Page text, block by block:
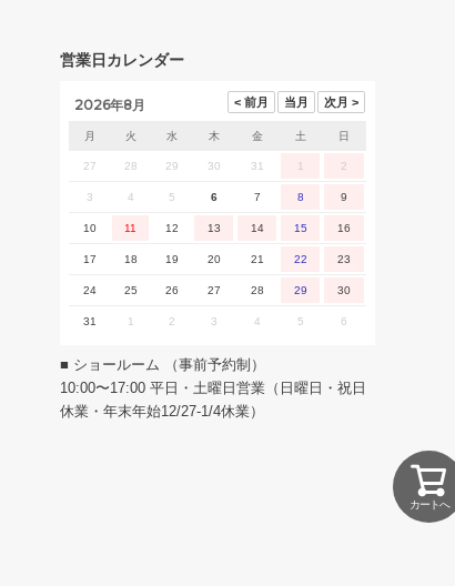
カートへ
営業日カレンダー
2026年8月
月 火 水 木 金 土 日
27 28 29 30 31 1 2
3 4 5 6 7 8 9
10 11 12 13 14 15 16
17 18 19 20 21 22 23
24 25 26 27 28 29 30
31 1 2 3 4 5 6
■ ショールーム （事前予約制）
10:00〜17:00 平日・土曜日営業（日曜日・祝日
休業・年末年始12/27-1/4休業）